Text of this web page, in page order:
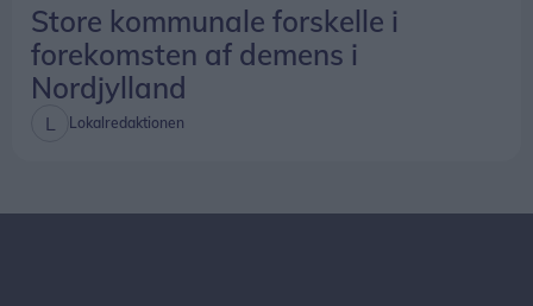
Store kommunale forskelle i
forekomsten af demens i
Nordjylland
Lokalredaktionen